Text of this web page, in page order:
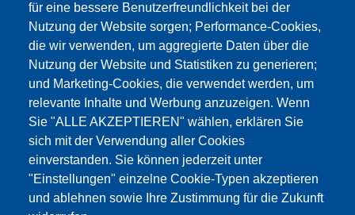
für eine bessere Benutzerfreundlichkeit bei der
Nutzung der Website sorgen; Performance-Cookies,
die wir verwenden, um aggregierte Daten über die
Nutzung der Website und Statistiken zu generieren;
und Marketing-Cookies, die verwendet werden, um
relevante Inhalte und Werbung anzuzeigen. Wenn
Sie "ALLE AKZEPTIEREN" wählen, erklären Sie
sich mit der Verwendung aller Cookies
einverstanden. Sie können jederzeit unter
"Einstellungen" einzelne Cookie-Typen akzeptieren
und ablehnen sowie Ihre Zustimmung für die Zukunft
Dieser Inhalt ist blockiert, da die Google Maps
Cookies nicht akzeptiert wurden.
NUR DIE GOOGLE MAPS COOKIES
AKZEPTIEREN.
Alle Cookies akzeptieren